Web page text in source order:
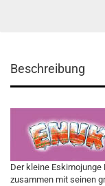
Beschreibung
Der kleine Eskimojunge
zusammen mit seinen